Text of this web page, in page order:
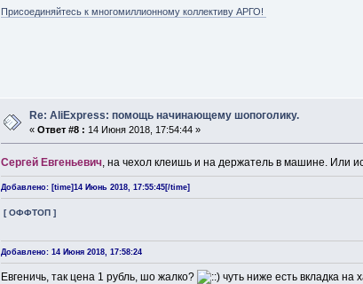
Присоединяйтесь к многомиллионному коллективу АРГО!
Re: AliExpress: помощь начинающему шопоголику.
«Ответ #8 : 14 Июня 2018, 17:54:44 »
Сергей Евгеньевич, на чехол клеишь и на держатель в машине. Или
Добавлено: [time]14 Июнь 2018, 17:55:45[/time]
[ ОФФТОП ]
Добавлено: 14 Июня 2018, 17:58:24
Евгеничь, так цена 1 рубль, шо жалко? чуть ниже есть вкладка на